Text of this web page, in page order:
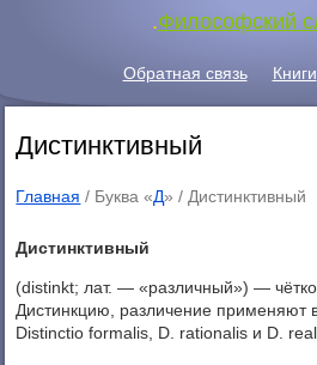
.Философский
Обратная связь Книги
Дистинктивный
Главная / Буква «Д» /Дистинктивный
Дистинктивный
(distinkt; лат. — «различный») —
Дистинкцию, различение применяют
Distinctio formalis, D. rationalis и D.